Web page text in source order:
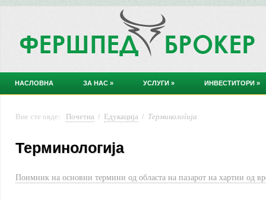
НАСЛОВНА ЗА НАС » УСЛУГИ » ИНВЕСТИТОРИ »
Вие сте овде: Почетна / Едукација / Терминологија
Терминологија
Поимник на основни термини од областа на пазарот на хартии од